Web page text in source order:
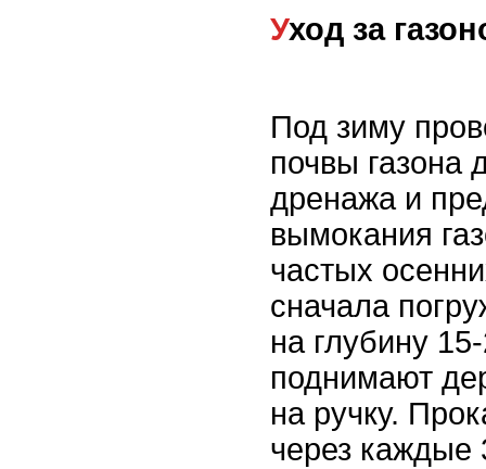
Уход за
Под зиму
почвы газона
дренажа и
вымокания
частых
сначала
на глубину
поднимают
на ручку.
через каждые